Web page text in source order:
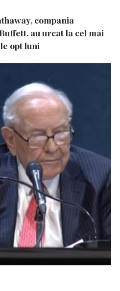
compania
au urcat la cel mai
opt luni